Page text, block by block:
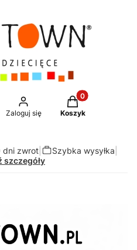
wyszukiwarkę
Zaloguj się
Produkty w
Koszyk
dni zwrot| Szybka wysyłka
szczegóły